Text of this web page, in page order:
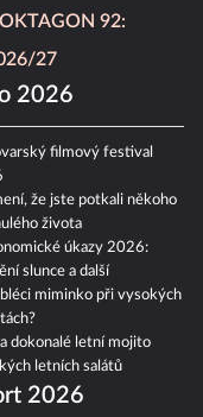
OKTAGON 92:
27
2026
filmový festival
že jste potkali někoho
života
úkazy 2026:
slunce a další
miminko při vysokých
dokonalé letní mojito
letních salátů
2026